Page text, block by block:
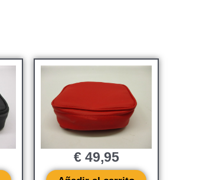
€49,95